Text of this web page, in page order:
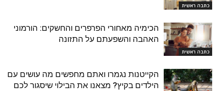
כתבה ראשית
כתבה ראשית
הכימיה מאחורי הפרפרים והחשקים: הורמוני
האהבה והשפעתם על התזונה
הקייטנות נגמרו ואתם מחפשים מה עושים עם
הילדים בקיץ? מצאנו את הבילוי שיסגור לכם